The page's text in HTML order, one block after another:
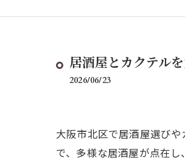
居酒屋とカクテル
2026/06/23
大阪市北区で居酒屋選び
で、多様な居酒屋が点在